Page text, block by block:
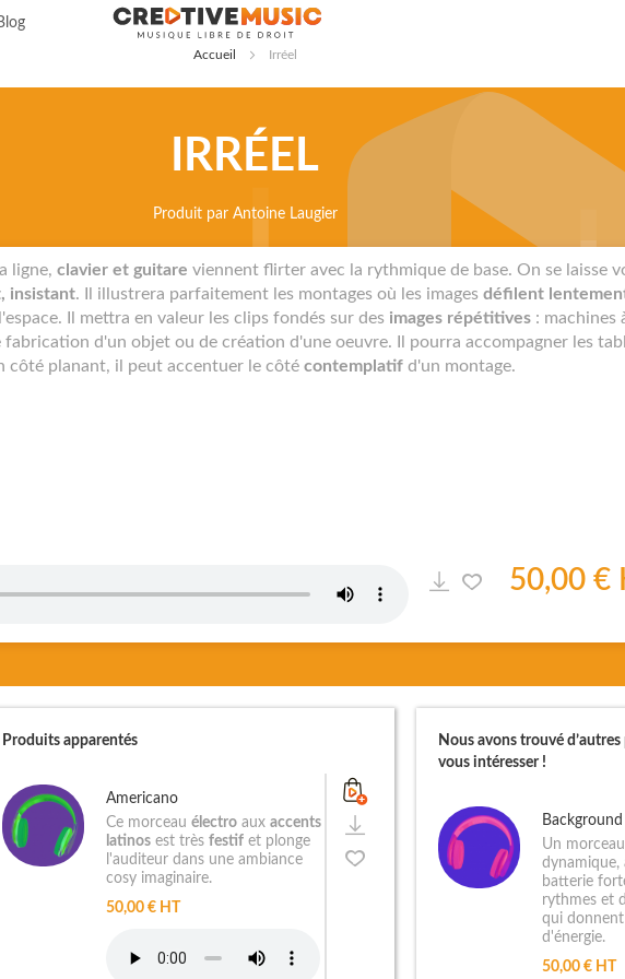
Accueil Irréel
IRRÉEL
Produit par Antoine Laugier
ligne, clavier et guitare viennent flirter avec la rythmique de base. On se laisse
insistant. Il illustrera parfaitement les montages où les images défilent
Il mettra en valeur les clips fondés sur des images répétitives : machines
fabrication d'un objet ou de création d'une oeuvre. Il pourra accompagner les
côté planant, il peut accentuer le côté contemplatif d'un montage.
50,00 €
Produits apparentés
Americano
Ce morceauélectro auxaccents
latinos est trèsfestif et plonge
l'auditeur dans une ambiance
cosy imaginaire.
50,00 € HT
Nous avons trouvé
vous intéresser !
Background
Un
dynamique,
batterie
rythmes et
qui
d'énergie.
50,00 € HT